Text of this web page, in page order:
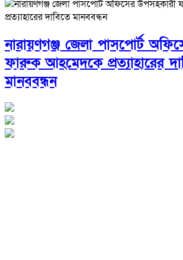
নারায়ণগঞ্জ জেলা পাসপোর্ট
ফারুক আহমেদকে প্রত্যাহারের
মানববন্ধন